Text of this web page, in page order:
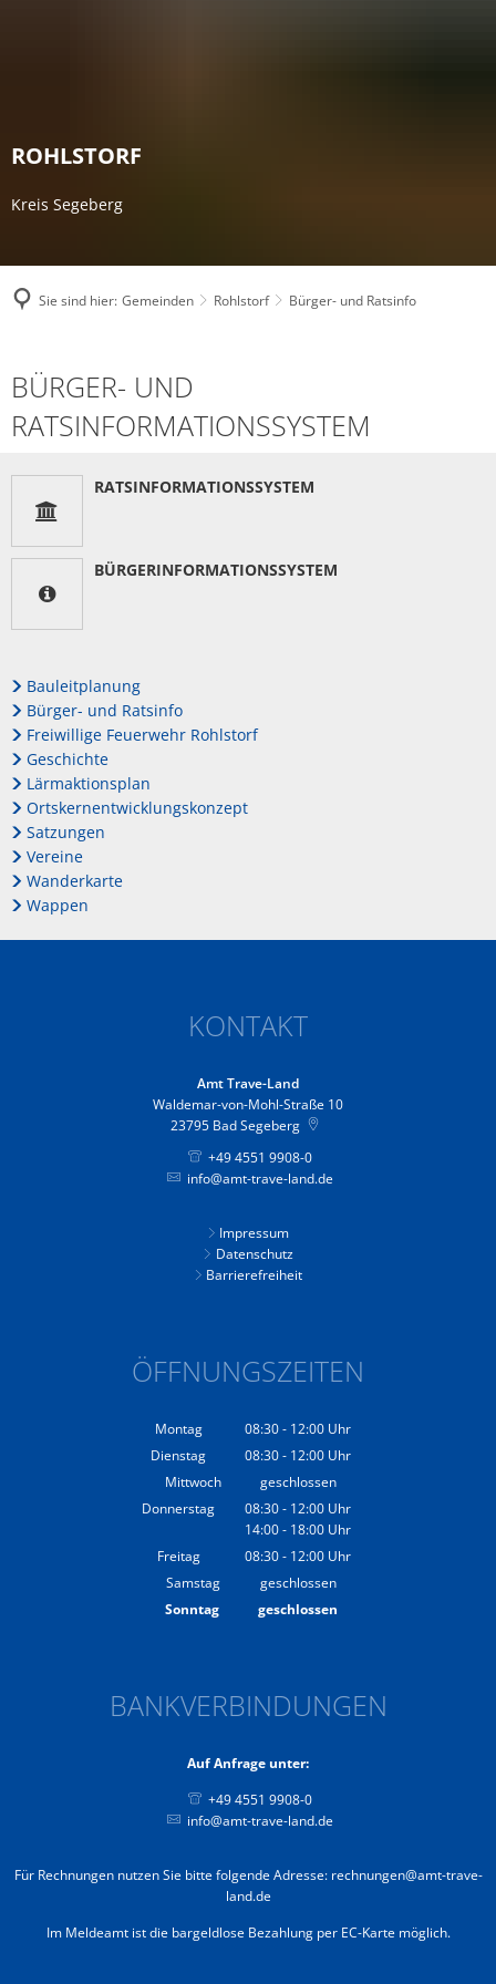
ROHLSTORF
Kreis Segeberg
Sie sind hier: Gemeinden Rohlstorf Bürger- und Ratsinfo
und
Ratsinfo
BÜRGER- UND
RATSINFORMATIONSSYSTEM
RATSINFORMATIONSSYSTEM
BÜRGERINFORMATIONSSYSTEM
Bauleitplanung
Bürger- und Ratsinfo
Freiwillige Feuerwehr Rohlstorf
Geschichte
Lärmaktionsplan
Ortskernentwicklungskonzept
Satzungen
Vereine
Wanderkarte
Wappen
KONTAKT
Amt Trave-Land
Waldemar-von-Mohl-Straße 10
23795 Bad Segeberg
+49 4551 9908-0
info@amt-trave-land.de
Impressum
Datenschutz
Barrierefreiheit
ÖFFNUNGSZEITEN
Montag 08:30- 12:00 Uhr
Von 08:30 bis 12:00 Uhr
Dienstag 08:30- 12:00 Uhr
Von 08:30 bis 12:00 Uhr
Mittwoch
geschlossen
Donnerstag
08:30- 12:00 Uhr
Von 08:30 bis 12:00 Uhr
14:00- 18:00 Uhr
Von 14:00 bis 18:00 Uhr
Freitag 08:30- 12:00 Uhr
Von 08:30 bis 12:00 Uhr
Samstag
geschlossen
Sonntag
geschlossen
BANKVERBINDUNGEN
Auf Anfrage unter:
+49 4551 9908-0
info@amt-trave-land.de
Für Rechnungen nutzen Sie bitte folgende Adresse: rechnungen@amt-trave-
land.de
Im Meldeamt ist die bargeldlose Bezahlung per EC-Karte möglich.